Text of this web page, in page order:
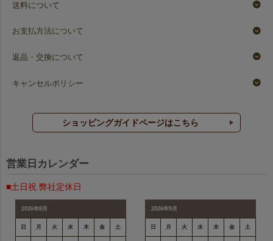
送料について
お支払方法について
返品・交換について
キャンセルポリシー
ショッピングガイドページはこちら
営業日カレンダー
■土日祝 弊社定休日
2026年8月
日 月 火 水 木 金 土
2026年9月
日 月 火 水 木 金 土